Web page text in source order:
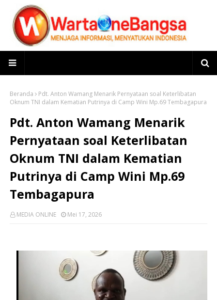
Beranda
Pdt. Anton Wamang Menarik Pernyataan soal Keterlibatan
Oknum TNI dalam Kematian Putrinya di Camp Wini Mp.69 Tembagapura
Pdt. Anton Wamang Menarik
Pernyataan soal Keterlibatan
Oknum TNI dalam Kematian
Putrinya di Camp Wini Mp.69
Tembagapura
MEDIA ONLINE Mei 17, 2026